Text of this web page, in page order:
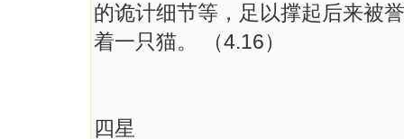
的诡计细节等，足以撑起后来被
着一只猫。 （4.16）
四星